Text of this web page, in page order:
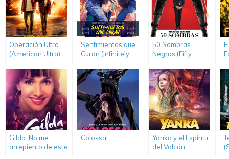
Operación Ultra
(American Ultra)
Sentimientos que
Curan (Infinitely
50 Sombras
Negras (Fifty
Gilda: No me
arrepiento de este
Colossal
Yanka y el Espíritu
del Volcán